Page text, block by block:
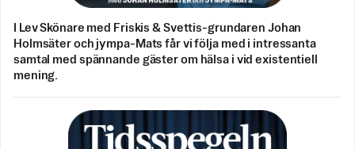
I Lev Skönare med Friskis & Svettis-grundaren Johan
Holmsäter och jympa-Mats får vi följa med i intressanta
samtal med spännande gäster om hälsa i vid existentiell
mening.